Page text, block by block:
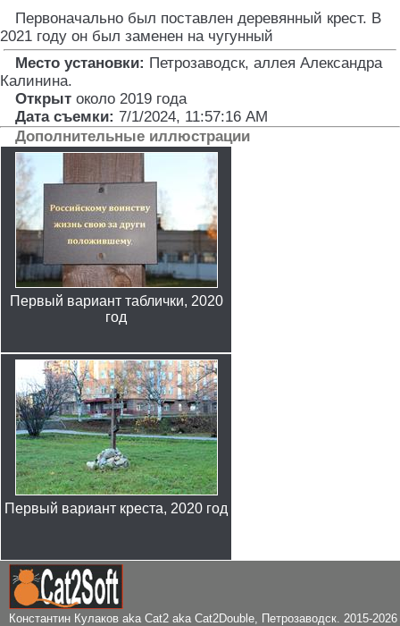
Первоначально был поставлен деревянный крест. В
2021 году он был заменен на чугунный
Место установки: Петрозаводск, аллея Александра
Калинина.
Открыт около 2019 года
Дата съемки: 7/1/2024, 11:57:16 AM
Дополнительные иллюстрации
Первый вариант таблички, 2020
год
Первый вариант креста, 2020 год
Константин Кулаков aka Cat2 aka Cat2Double, Петрозаводск. 2015-2026